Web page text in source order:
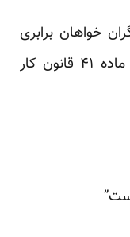
خواهان برابری
افزایش دستمزد با نرخ تورم مطابق ماده ۴۱ قانون کار